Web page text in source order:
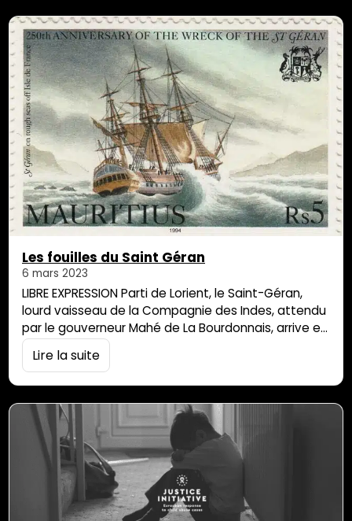
Les fouilles du Saint Géran
6 mars 2023
LIBRE EXPRESSION Parti de Lorient, le Saint-Géran,
lourd vaisseau de la Compagnie des Indes, attendu
par le gouverneur Mahé de La Bourdonnais, arrive en
vue de l’Isle de France (Maurice). Dans la nuit du 16
au 17 août 1744, drossé sur les brisants de l’ilot
Lire la suite